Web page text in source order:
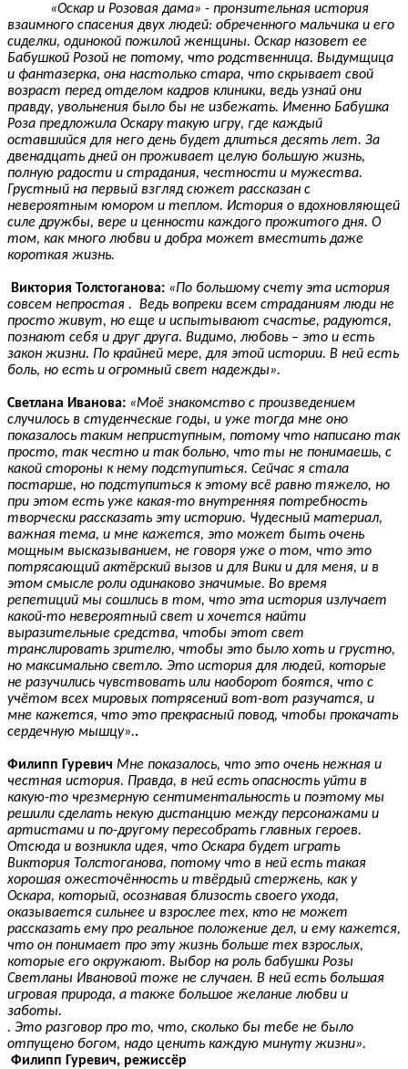
«Оскар и Розовая дама» - пронзительная история
взаимного спасения двух людей: обреченного мальчика и его
сиделки, одинокой пожилой женщины. Оскар назовет ее
Бабушкой Розой не потому, что родственница. Выдумщица
и фантазерка, она настолько стара, что скрывает свой
возраст перед отделом кадров клиники, ведь узнай они
правду, увольнения было бы не избежать. Именно Бабушка
Роза предложила Оскару такую игру, где каждый
оставшийся для него день будет длиться десять лет. За
двенадцать дней он проживает целую большую жизнь,
полную радости и страдания, честности и мужества.
Грустный на первый взгляд сюжет рассказан с
невероятным юмором и теплом. История о вдохновляющей
силе дружбы, вере и ценности каждого прожитого дня. О
том, как много любви и добра может вместить даже
короткая жизнь.
Виктория Толстоганова: «По большому счету эта история
совсем непростая . Ведь вопреки всем страданиям люди не
просто живут, но еще и испытывают счастье, радуются,
познают себя и друг друга. Видимо, любовь – это и есть
закон жизни. По крайней мере, для этой истории. В ней есть
боль, но есть и огромный свет надежды».
Светлана Иванова: «Моё знакомство с произведением
случилось в студенческие годы, и уже тогда мне оно
показалось таким неприступным, потому что написано так
просто, так честно и так больно, что ты не понимаешь, с
какой стороны к нему подступиться. Сейчас я стала
постарше, но подступиться к этому всё равно тяжело, но
при этом есть уже какая-то внутренняя потребность
творчески рассказать эту историю. Чудесный материал,
важная тема, и мне кажется, это может быть очень
мощным высказыванием, не говоря уже о том, что это
потрясающий актёрский вызов и для Вики и для меня, и в
этом смысле роли одинаково значимые. Во время
репетиций мы сошлись в том, что эта история излучает
какой-то невероятный свет и хочется найти
выразительные средства, чтобы этот свет
транслировать зрителю, чтобы это было хоть и грустно,
но максимально светло. Это история для людей, которые
не разучились чувствовать или наоборот боятся, что с
учётом всех мировых потрясений вот-вот разучатся, и
мне кажется, что это прекрасный повод, чтобы прокачать
сердечную мышцу»..
Филипп Гуревич Мне показалось, что это очень нежная и
честная история. Правда, в ней есть опасность уйти в
какую-то чрезмерную сентиментальность и поэтому мы
решили сделать некую дистанцию между персонажами и
артистами и по-другому пересобрать главных героев.
Отсюда и возникла идея, что Оскара будет играть
Виктория Толстоганова, потому что в ней есть такая
хорошая ожесточённость и твёрдый стержень, как у
Оскара, который, осознавая близость своего ухода,
оказывается сильнее и взрослее тех, кто не может
рассказать ему про реальное положение дел, и ему кажется,
что он понимает про эту жизнь больше тех взрослых,
которые его окружают. Выбор на роль бабушки Розы
Светланы Ивановой тоже не случаен. В ней есть большая
игровая природа, а также большое желание любви и
заботы.
. Это разговор про то, что, сколько бы тебе не было
отпущено богом, надо ценить каждую минуту жизни».
Филипп Гуревич, режиссёр